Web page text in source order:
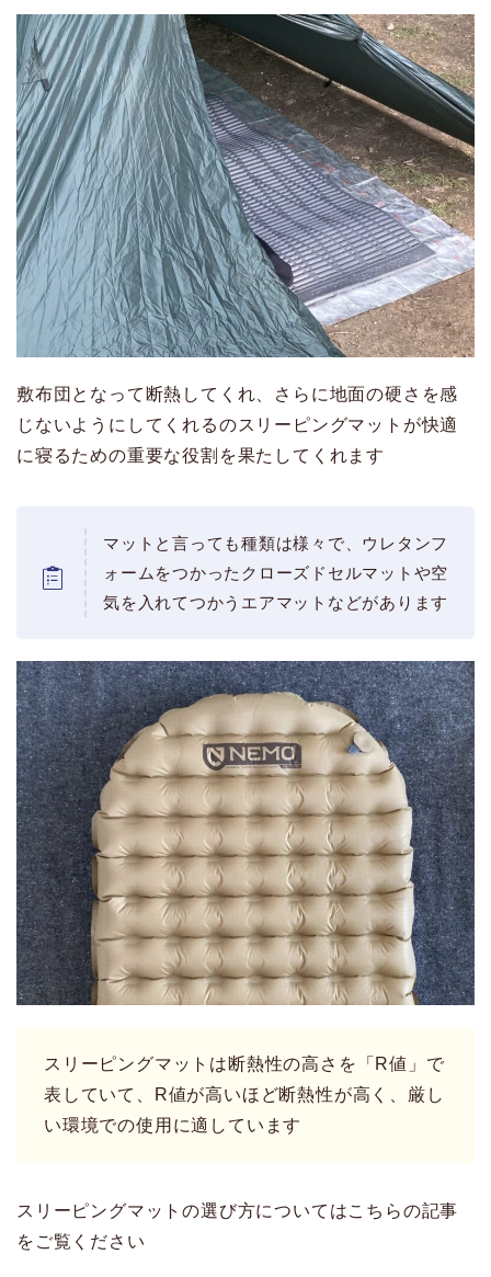
敷布団となって断熱してくれ、さらに地面の硬さを感
じないようにしてくれるのスリーピングマットが快適
に寝るための重要な役割を果たしてくれます
マットと言っても種類は様々で、ウレタンフ
ォームをつかったクローズドセルマットや空
気を入れてつかうエアマットなどがあります
スリーピングマットは断熱性の高さを「R値」で
表していて、R値が高いほど断熱性が高く、厳し
い環境での使用に適しています
スリーピングマットの選び方についてはこちらの記事
をご覧ください